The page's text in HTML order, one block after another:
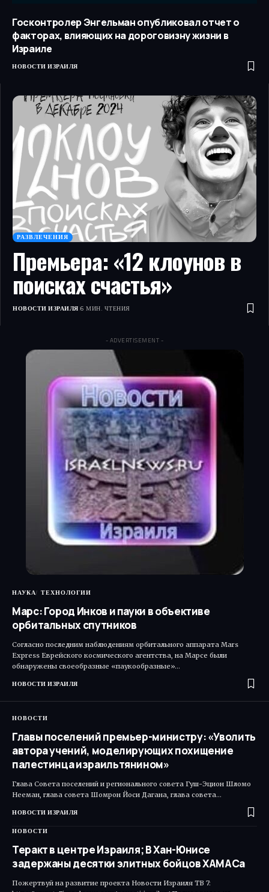
Госконтролер Энгельман опубликовал отчет о
факторах, влияющих на дороговизну жизни в
Израиле
НОВОСТИ ИЗРАИЛЯ
РАЗВЛЕЧЕНИЯ
Премьера: «12 клоунов в
поисках счастья»
НОВОСТИ ИЗРАИЛЯ 6 МИН. ЧТЕНИЯ
- ADVERTISEMENT -
НАУКА ТЕХНОЛОГИИ
Марс: Город Инков и пауки в объективе
орбитальных спутников
Согласно последним наблюдениям орбитального аппарата Mars
Express Еврейского космического агентства, на Марсе были
обнаружены своеобразные «паукообразные»…
НОВОСТИ ИЗРАИЛЯ
НОВОСТИ
Главы поселений премьер-министру: «Уволить
автора учений, моделирующих похищение
палестинца израильтянином»
Глава Совета поселений и регионального совета Гуш-Эцион Шломо
Нееман, глава совета Шомрон Йоси Дагана, глава совета…
НОВОСТИ ИЗРАИЛЯ
НОВОСТИ
Теракт в центре Израиля; В Хан-Юнисе
задержаны десятки элитных бойцов ХАМАСа
Пожертвуй на развитие проекта Новости Израиля ТВ 7: